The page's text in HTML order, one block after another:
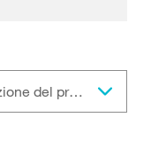
Lista di controllo per la pianificazione del proge